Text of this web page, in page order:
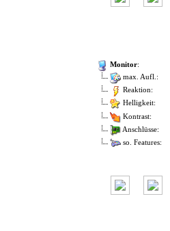
Monitor:
max. Aufl.:
Reaktion:
Helligkeit:
Kontrast:
Anschlüsse:
so. Features: